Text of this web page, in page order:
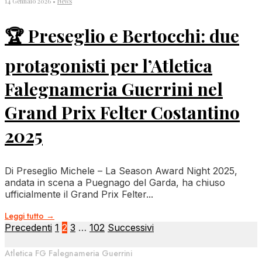
🏆 Preseglio e Bertocchi: due
protagonisti per l’Atletica
Falegnameria Guerrini nel
Grand Prix Felter Costantino
2025
Di Preseglio Michele – La Season Award Night 2025,
andata in scena a Puegnago del Garda, ha chiuso
ufficialmente il Grand Prix Felter...
Leggi tutto →
Paginazione
Precedenti 1 2 3 … 102 Successivi
Atletica FG Falegnameria Guerrini